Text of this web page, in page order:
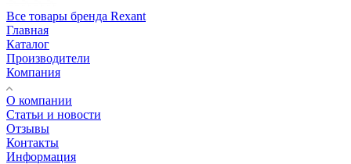
Все товары бренда Rexant
Главная
Каталог
Производители
Компания
О компании
Статьи и новости
Отзывы
Контакты
Информация